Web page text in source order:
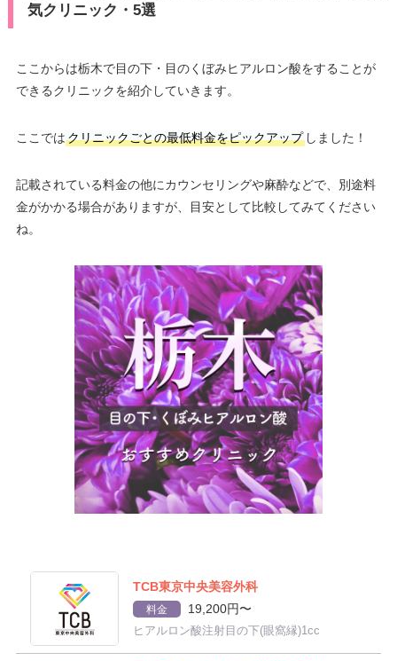
気クリニック・5選
ここからは栃木で目の下・目のくぼみヒアルロン酸をすることが
できるクリニックを紹介していきます。
ここではクリニックごとの最低料金をピックアップしました！
記載されている料金の他にカウンセリングや麻酔などで、別途料
金がかかる場合がありますが、目安として比較してみてください
ね。
TCB東京中央美容外科
料金 19,200円〜
ヒアルロン酸注射目の下(眼窩縁)1cc